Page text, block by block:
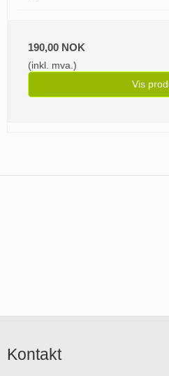
190,00 NOK
(inkl. mva.)
Vis
Kontakt